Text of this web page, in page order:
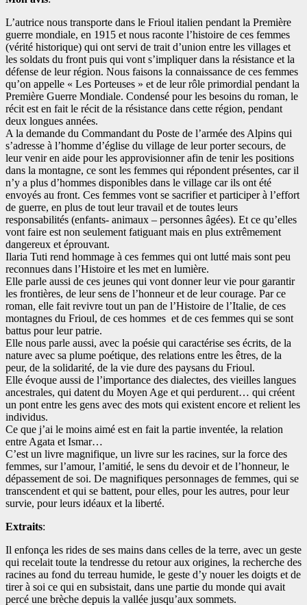
L’autrice nous transporte dans le Frioul italien pendant la Première
guerre mondiale, en 1915 et nous raconte l’histoire de ces femmes
(vérité historique) qui ont servi de trait d’union entre les villages et
les soldats du front puis qui vont s’impliquer dans la résistance et la
défense de leur région. Nous faisons la connaissance de ces femmes
qu’on appelle « Les Porteuses » et de leur rôle primordial pendant la
Première Guerre Mondiale. Condensé pour les besoins du roman, le
récit est en fait le récit de la résistance dans cette région, pendant
deux longues années.
A la demande du Commandant du Poste de l’armée des Alpins qui
s’adresse à l’homme d’église du village de leur porter secours, de
leur venir en aide pour les approvisionner afin de tenir les positions
dans la montagne, ce sont les femmes qui répondent présentes, car il
n’y a plus d’hommes disponibles dans le village car ils ont été
envoyés au front. Ces femmes vont se sacrifier et participer à l’effort
de guerre, en plus de tout leur travail et de toutes leurs
responsabilités (enfants- animaux – personnes âgées). Et ce qu’elles
vont faire est non seulement fatiguant mais en plus extrêmement
dangereux et éprouvant.
Ilaria Tuti rend hommage à ces femmes qui ont lutté mais sont peu
reconnues dans l’Histoire et les met en lumière.
Elle parle aussi de ces jeunes qui vont donner leur vie pour garantir
les frontières, de leur sens de l’honneur et de leur courage. Par ce
roman, elle fait revivre tout un pan de l’Histoire de l’Italie, de ces
montagnes du Frioul, de ces hommes et de ces femmes qui se sont
battus pour leur patrie.
Elle nous parle aussi, avec la poésie qui caractérise ses écrits, de la
nature avec sa plume poétique, des relations entre les êtres, de la
peur, de la solidarité, de la vie dure des paysans du Frioul.
Elle évoque aussi de l’importance des dialectes, des vieilles langues
ancestrales, qui datent du Moyen Age et qui perdurent… qui créent
un pont entre les gens avec des mots qui existent encore et relient les
individus.
Ce que j’ai le moins aimé est en fait la partie inventée, la relation
entre Agata et Ismar…
C’est un livre magnifique, un livre sur les racines, sur la force des
femmes, sur l’amour, l’amitié, le sens du devoir et de l’honneur, le
dépassement de soi. De magnifiques personnages de femmes, qui se
transcendent et qui se battent, pour elles, pour les autres, pour leur
survie, pour leurs idéaux et la liberté.
Extraits:
Il enfonça les rides de ses mains dans celles de la terre, avec un geste
qui recelait toute la tendresse du retour aux origines, la recherche des
racines au fond du terreau humide, le geste d’y nouer les doigts et de
tirer à soi ce qui en subsistait, dans une partie du monde qui avait
percé une brèche depuis la vallée jusqu’aux sommets.